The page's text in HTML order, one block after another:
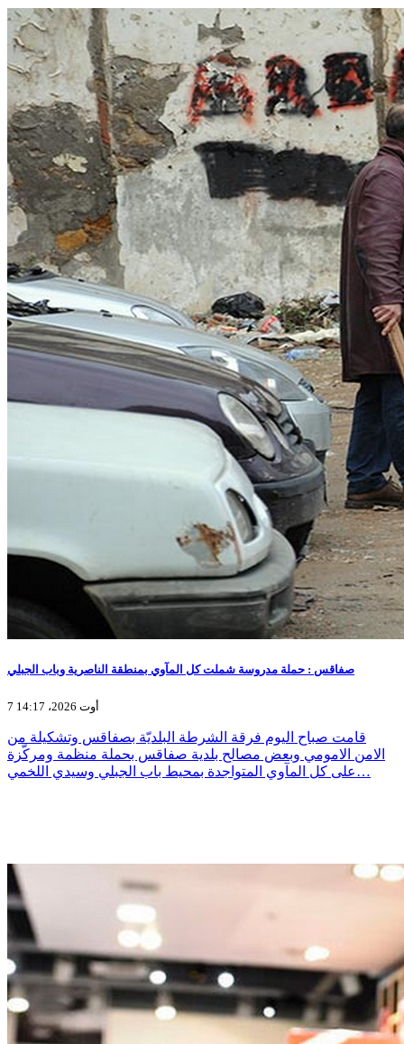
صفاقس : حملة مدروسة شملت كل المآوي بمنطقة الناصرية وباب الجبلي
7 أوت 2026، 14:17
قامت صباح اليوم فرقة الشرطة البلديّة بصفاقس وتشكيلة من
الامن الامومي وبعض مصالح بلدية صفاقس بحملة منظمة ومركّزة
على كل المآوي المتواجدة بمحيط باب الجبلي وسيدي اللخمي…